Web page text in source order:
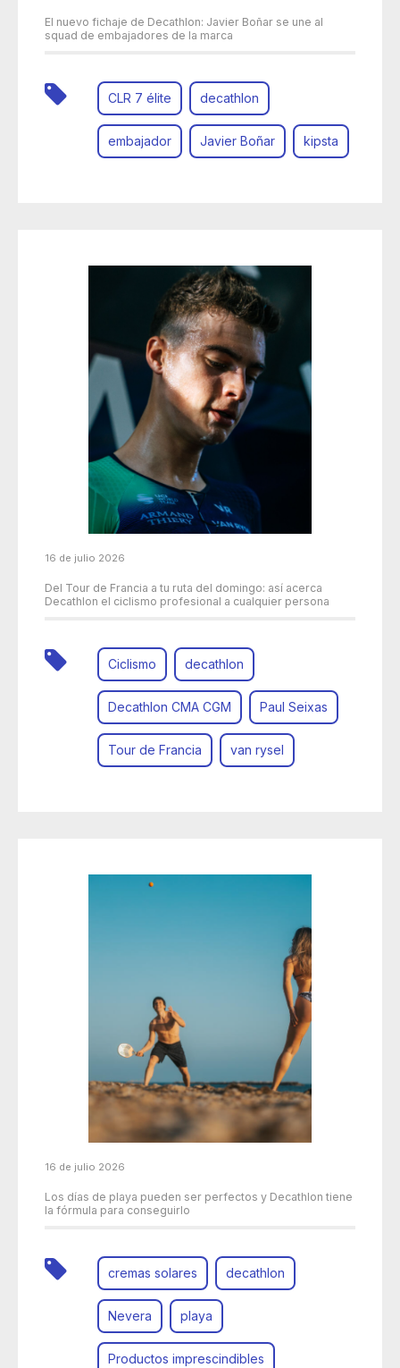
El nuevo fichaje de Decathlon: Javier Boñar se une al
squad de embajadores de la marca
CLR 7 élite decathlon
embajador Javier Boñar kipsta
16 de julio 2026
Del Tour de Francia a tu ruta del domingo: así acerca
Decathlon el ciclismo profesional a cualquier persona
Ciclismo decathlon
Decathlon CMA CGM Paul Seixas
Tour de Francia van rysel
16 de julio 2026
Los días de playa pueden ser perfectos y Decathlon tiene
la fórmula para conseguirlo
cremas solares decathlon
Nevera playa
Productos imprescindibles